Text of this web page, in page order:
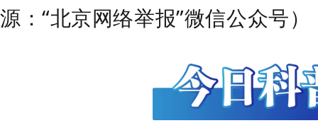
源：“北京网络举报”微信公众号）